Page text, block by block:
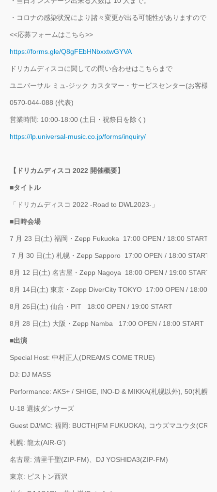
・コロナの感染状況により諸々変更が出る可能性がありますので
<<応募フォームはこちら>>
https://forms.gle/Q8gFEbHNbxxtwGYVA
ドリカムディスコに関しての問い合わせはこちらまで
ユニバーサル ミュ-ジック カスタマー・サービスセンター(お客様相
0570-044-088 (代表)
営業時間: 10:00‐18:00 (土日・祝祭日を除く)
https://lp.universal-music.co.jp/forms/inquiry/
【ドリカムディスコ 2022 開催概要】
■タイトル
「ドリカムディスコ 2022 -Road to DWL2023-」
■日時会場
7 月 23 日(土) 福岡・Zepp Fukuoka 17:00 OPEN / 18:00 START
7 月 30 日(土) 札幌・Zepp Sapporo 17:00 OPEN / 18:00 START
8月 12 日(土) 名古屋・Zepp Nagoya 18:00 OPEN / 19:00 START
8月 14日(土) 東京・Zepp DiverCity TOKYO 17:00 OPEN / 18:00
8月 26日(土) 仙台・PIT 18:00 OPEN / 19:00 START
8月 28 日(土) 大阪・Zepp Namba 17:00 OPEN / 18:00 START
■出演
Special Host: 中村正人(DREAMS COME TRUE)
DJ: DJ MASS
Performance: AKS+ / SHIGE, INO-D & MIKKA(札幌以外), 50(札幌)
U-18 選抜ダンサーズ
Guest DJ/MC: 福岡: BUCTH(FM FUKUOKA), コウズマユウタ
札幌: 龍太(AIR-G’)
名古屋: 清里千聖(ZIP-FM)、DJ YOSHIDA3(ZIP-FM)
東京: ピストン西沢